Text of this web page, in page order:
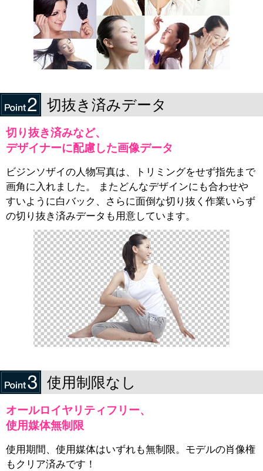
切抜き済みデータ
切り抜き済みなど、
デザイナーに配慮した画像データ
ビジンソザイの人物写真は、トリミングをせず指先まで
画角に入れました。 またどんなデザインにも合わせや
すいように白バック、さらに面倒な切り抜く作業いらず
の切り抜き済みデータも用意しています。
使用制限なし
オールロイヤリティフリー、
使用媒体無制限
使用期間、使用媒体はいずれも無制限。モデルの肖像権
もクリア済みです！